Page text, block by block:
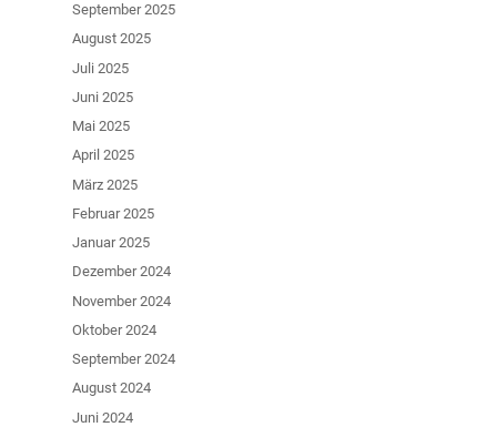
September 2025
August 2025
Juli 2025
Juni 2025
Mai 2025
April 2025
März 2025
Februar 2025
Januar 2025
Dezember 2024
November 2024
Oktober 2024
September 2024
August 2024
Juni 2024